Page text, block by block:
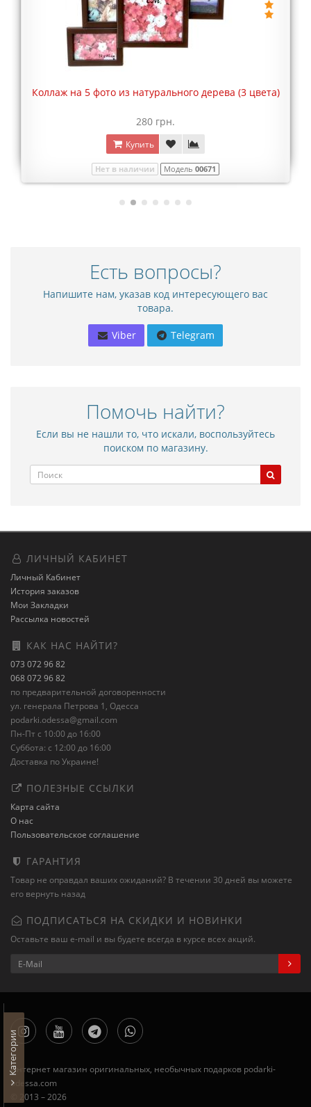
Коллаж на 5 фото из натурального дерева (3 цвета)
280 грн.
Купить
Нет в наличии Модель 00671
Есть вопросы?
Напишите нам, указав код интересующего вас
товара.
Viber Telegram
Помочь найти?
Если вы не нашли то, что искали, воспользуйтесь
поиском по магазину.
ЛИЧНЫЙ КАБИНЕТ
Личный Кабинет
История заказов
Мои Закладки
Рассылка новостей
КАК НАС НАЙТИ?
073 072 96 82
068 072 96 82
по предварительной договоренности
ул. генерала Петрова 1, Одесса
podarki.odessa@gmail.com
Пн-Пт с 10:00 до 16:00
Суббота: с 12:00 до 16:00
Доставка по Украине!
ПОЛЕЗНЫЕ ССЫЛКИ
Карта сайта
О нас
Пользовательское соглашение
ГАРАНТИЯ
Товар не оправдал ваших ожиданий? В течении 30 дней вы можете
его вернуть назад
ПОДПИСАТЬСЯ НА СКИДКИ И НОВИНКИ
Оставьте ваш e-mail и вы будете всегда в курсе всех акций.
Интернет магазин оригинальных, необычных подарков podarki-
odessa.com
© 2013 – 2026
Категории